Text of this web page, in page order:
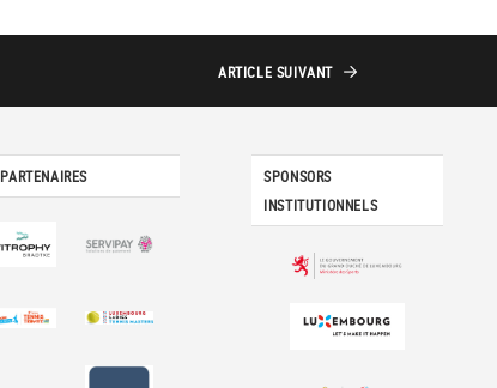
ARTICLE SUIVANT
PARTENAIRES
SPONSORS
INSTITUTIONNELS